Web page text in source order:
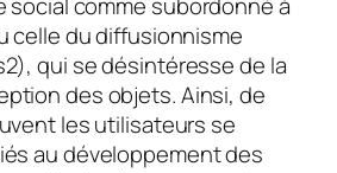
celle du diffusionnisme
qui se désintéresse de la
des objets. Ainsi, de
les utilisateurs se
au développement des